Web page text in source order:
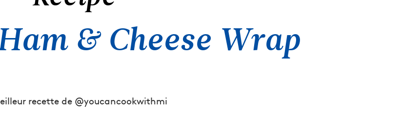
& Cheese Wrap
recette de @youcancookwithmi